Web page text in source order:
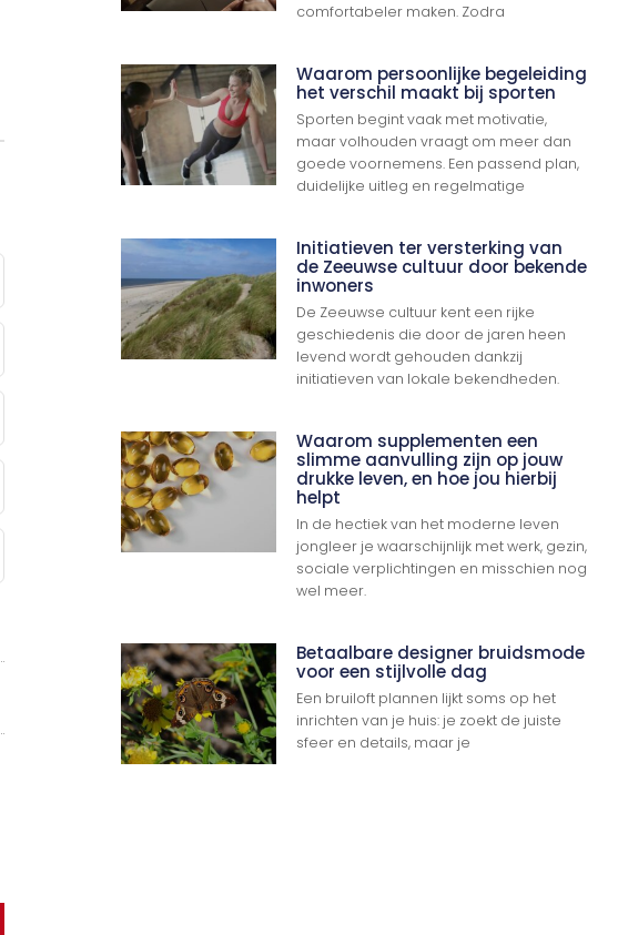
comfortabeler maken. Zodra
Waarom persoonlijke begeleiding
het verschil maakt bij sporten
Sporten begint vaak met motivatie,
maar volhouden vraagt om meer dan
goede voornemens. Een passend plan,
duidelijke uitleg en regelmatige
Initiatieven ter versterking van
de Zeeuwse cultuur door bekende
inwoners
De Zeeuwse cultuur kent een rijke
geschiedenis die door de jaren heen
levend wordt gehouden dankzij
initiatieven van lokale bekendheden.
Waarom supplementen een
slimme aanvulling zijn op jouw
drukke leven, en hoe jou hierbij
helpt
In de hectiek van het moderne leven
jongleer je waarschijnlijk met werk, gezin,
sociale verplichtingen en misschien nog
wel meer.
Betaalbare designer bruidsmode
voor een stijlvolle dag
Een bruiloft plannen lijkt soms op het
inrichten van je huis: je zoekt de juiste
sfeer en details, maar je